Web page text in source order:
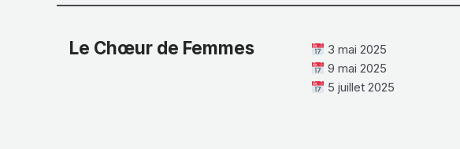
Le Chœur de Femmes
3 mai 2025
9 mai 2025
5 juillet 2025